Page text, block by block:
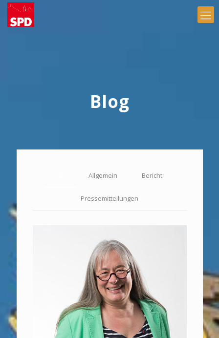
Blog
Allgemein Bericht
Pressemitteilungen